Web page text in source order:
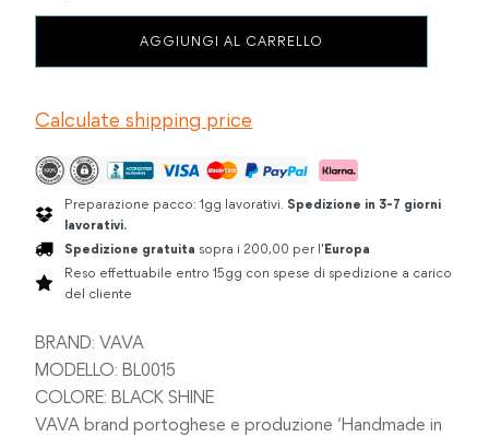
quantità
AGGIUNGI AL CARRELLO
Calculate shipping price
Preparazione pacco: 1gg lavorativi. Spedizione in 3-7 giorni
lavorativi.
Spedizione gratuita sopra i 200,00 per l'Europa
Reso effettuabile entro 15gg con spese di spedizione a carico
del cliente
BRAND: VAVA
MODELLO: BL0015
COLORE: BLACK SHINE
VAVA brand portoghese e produzione ‘Handmade in